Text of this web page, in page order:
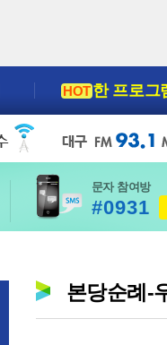
HOT한 프로그
문자 참여방
#0931
본당순례-